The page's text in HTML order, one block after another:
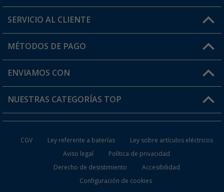
Conviértete en distribuidor
Mi cuenta
Tarjeta Berger Digital
SERVICIO AL CLIENTE
FAQ y Contacto
Información de envío
¿Dónde está mi pedido?
MÉTODOS DE PAGO
ENVIAMOS CON
NUESTRAS CATEGORÍAS TOP
Muebles de Camping
CGV Ley referente a baterías
Ley sobre artículos eléctricos
Aviso legal
Política de privacidad
Derecho de desistimiento
Accesibilidad
Configuración de cookies